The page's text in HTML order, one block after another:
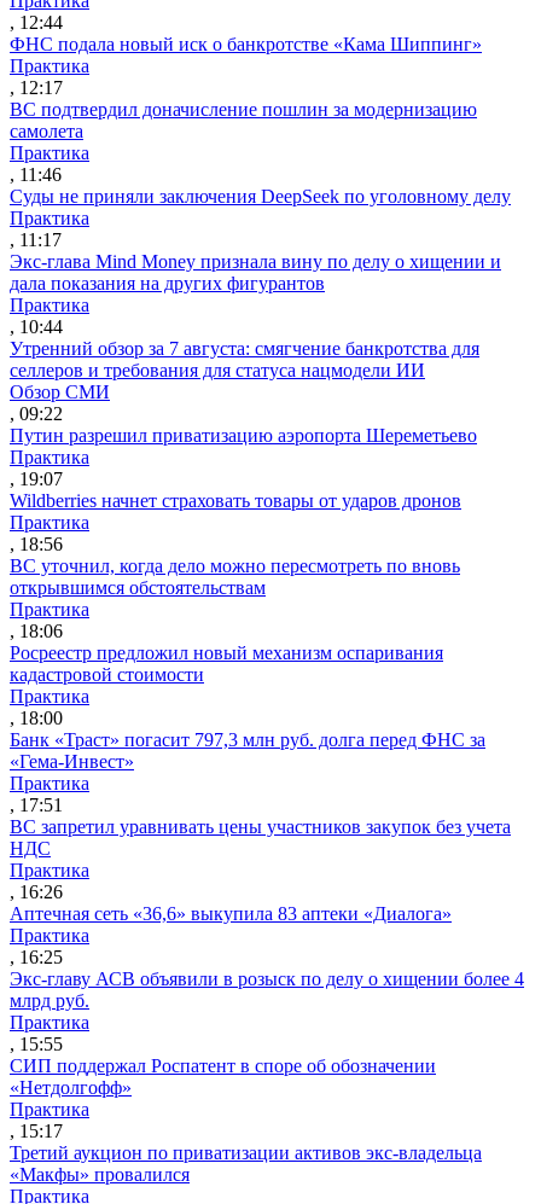
, 12:44
ФНС подала новый иск о банкротстве «Кама Шиппинг»
Практика
, 12:17
ВС подтвердил доначисление пошлин за модернизацию
самолета
Практика
, 11:46
Суды не приняли заключения DeepSeek по уголовному делу
Практика
, 11:17
Экс-глава Mind Money признала вину по делу о хищении и
дала показания на других фигурантов
Практика
, 10:44
Утренний обзор за 7 августа: смягчение банкротства для
селлеров и требования для статуса нацмодели ИИ
Обзор СМИ
, 09:22
Путин разрешил приватизацию аэропорта Шереметьево
Практика
, 19:07
Wildberries начнет страховать товары от ударов дронов
Практика
, 18:56
ВС уточнил, когда дело можно пересмотреть по вновь
открывшимся обстоятельствам
Практика
, 18:06
Росреестр предложил новый механизм оспаривания
кадастровой стоимости
Практика
, 18:00
Банк «Траст» погасит 797,3 млн руб. долга перед ФНС за
«Гема-Инвест»
Практика
, 17:51
ВС запретил уравнивать цены участников закупок без учета
НДС
Практика
, 16:26
Аптечная сеть «36,6» выкупила 83 аптеки «Диалога»
Практика
, 16:25
Экс-главу АСВ объявили в розыск по делу о хищении более 4
млрд руб.
Практика
, 15:55
СИП поддержал Роспатент в споре об обозначении
«Нетдолгофф»
Практика
, 15:17
Третий аукцион по приватизации активов экс-владельца
«Макфы» провалился
Практика